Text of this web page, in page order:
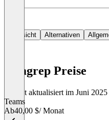
Übersicht Alternativen
Semgrep Preise
Zuletzt aktualisiert im Juni 2025
Teams
Ab40,00 $/ Monat